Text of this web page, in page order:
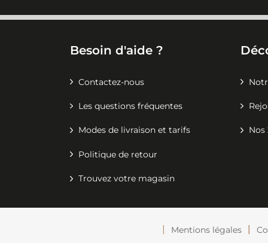
Besoin d'aide ?
Contactez-nous
Les questions fréquentes
Modes de livraison et tarifs
Politique de retour
Trouvez votre magasin
Nos
Mentions légales